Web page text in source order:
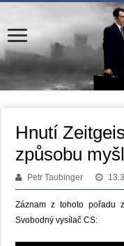
Hnutí
způsobu
Petr Taubinger
Záznam z tohoto pořadu
Svobodný vysílač CS: